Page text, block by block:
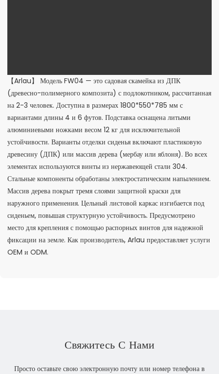
【Arlau】 Модель FW04 — это садовая скамейка из ДПК
(древесно-полимерного композита) с подлокотником, рассчитанная
на 2-3 человек. Доступна в размерах 1800*550*785 мм с
вариантами длины 4 и 6 футов. Подставка оснащена литыми
алюминиевыми ножками весом 12 кг для исключительной
устойчивости. Варианты отделки сиденья включают пластиковую
древесину (ДПК) или массив дерева (мербау или яблоня). Во всех
элементах используются винты из нержавеющей стали 304.
Стальные компоненты обработаны электростатическим напылением.
Массив дерева покрыт тремя слоями защитной краски для
наружного применения. Цельный листовой каркас изгибается под
сиденьем, повышая структурную устойчивость. Предусмотрено
место для крепления с помощью распорных винтов для надежной
фиксации на земле. Как производитель, Arlau предоставляет услуги
OEM и ODM.
Свяжитесь С Нами
Просто оставьте свою электронную почту или номер телефона в